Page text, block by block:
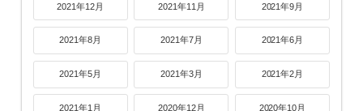
2021年12月 2021年11月 2021年9月
2021年8月 2021年7月 2021年6月
2021年5月 2021年3月 2021年2月
2021年1月 2020年12月 2020年10月